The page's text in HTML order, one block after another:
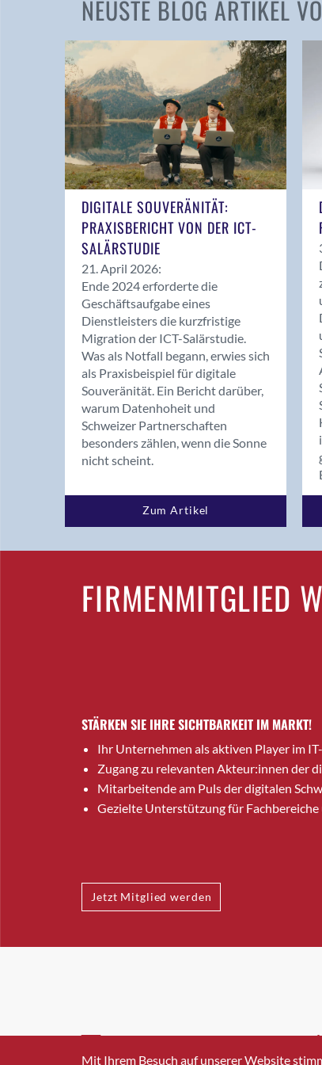
NEUSTE BLOG ARTIKEL
DIGITALE SOUVERÄNITÄT:
PRAXISBERICHT VON DER ICT-
SALÄRSTUDIE
21. April 2026:
Ende 2024 erforderte die
Geschäftsaufgabe eines
Dienstleisters die kurzfristige
Migration der ICT-Salärstudie.
Was als Notfall begann, erwies sich
als Praxisbeispiel für digitale
Souveränität. Ein Bericht darüber,
warum Datenhoheit und
Schweizer Partnerschaften
besonders zählen, wenn die Sonne
nicht scheint.
Zum Artikel
FIRMENMITGLIED
STÄRKEN SIE IHRE SICHTBARKEIT IM MARKT!
Ihr Unternehmen als aktiven Player im
Zugang zu relevanten Akteur:innen der
Mitarbeitende am Puls der digitalen
Gezielte Unterstützung für
Jetzt Mitglied werden
INFO@SWISSICT.CH
Mit Ihrem Besuch auf unserer Website